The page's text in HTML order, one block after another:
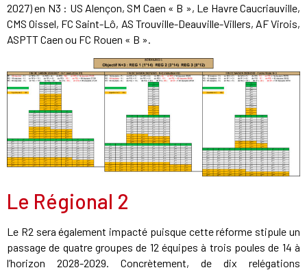
2027) en N3 : US Alençon, SM Caen « B », Le Havre Caucriauville,
CMS Oissel, FC Saint-Lô, AS Trouville-Deauville-Villers, AF Virois,
ASPTT Caen ou FC Rouen « B ».
Le Régional 2
Le R2 sera également impacté puisque cette réforme stipule un
passage de quatre groupes de 12 équipes à trois poules de 14 à
l’horizon 2028-2029. Concrètement, de dix relégations